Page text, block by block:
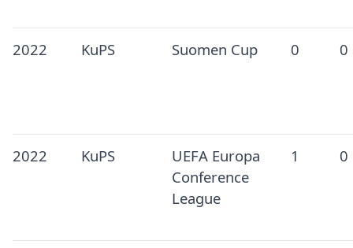
2022 KuPS Suomen Cup 0 0
2022 KuPS
UEFA Europa
Conference
League
1 0